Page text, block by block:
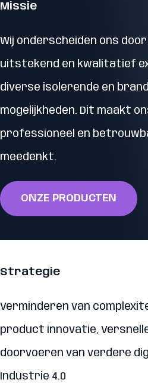
Missie
Wij onderscheiden ons
uitstekend en kwalitatief
diverse isolerende en
mogelijkheden. Dit maakt
professioneel en
meedenkt.
ONZE PRODUCTEN
Strategie
Verminderen van
product innovatie,
doorvoeren van verdere
Industrie 4.0